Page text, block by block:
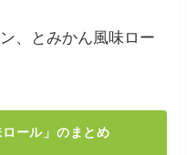
、とみかん風味ロー
ロール」のまとめ